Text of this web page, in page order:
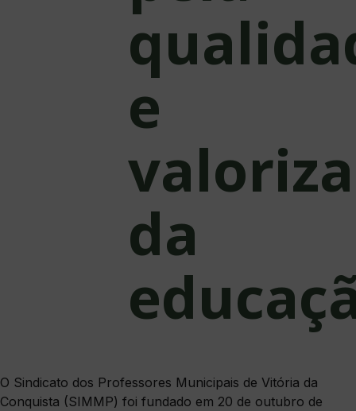
e
da
O Sindicato dos Professores Municipais de Vitória da
Conquista (SIMMP) foi fundado em 20 de outubro de